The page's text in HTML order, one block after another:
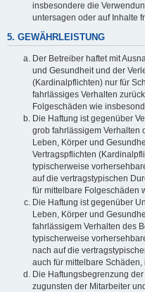
insbesondere die
untersagen oder auf Inhalte
5. GEWÄHRLEISTUNG
Der Betreiber haftet mit
und Gesundheit und der
(Kardinalpflichten) nur für
fahrlässiges Verhalten
Folgeschäden wie
Die Haftung ist gegenüber
grob fahrlässigem Verhalten
Leben, Körper und
Vertragspflichten
typischerweise
auf die vertragstypischen
für mittelbare Folgeschäden
Die Haftung ist gegenüber
Leben, Körper und
fahrlässigem Verhalten des
typischerweise
nach auf die
auch für mittelbare
Die Haftungsbegrenzung
zugunsten der Mitarbeiter